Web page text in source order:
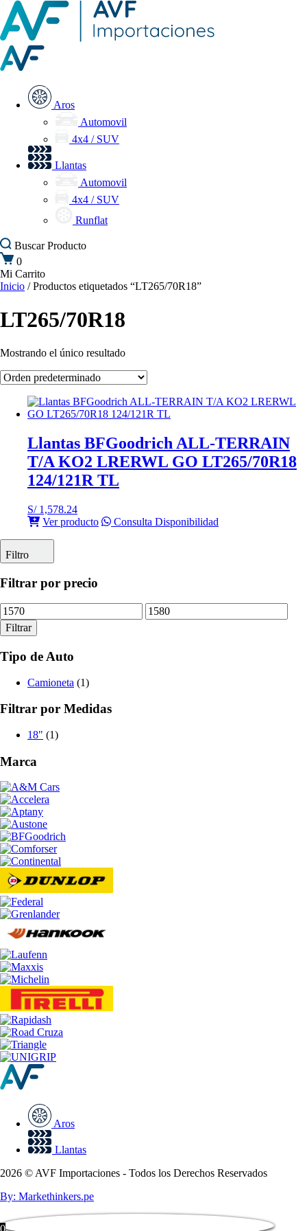
Aros
Automovil
4x4 / SUV
Llantas
Automovil
4x4 / SUV
Runflat
BuscarProducto
0
Mi Carrito
Inicio / Productos etiquetados “LT265/70R18”
LT265/70R18
Mostrando el único resultado
Llantas BFGoodrich ALL-TERRAIN
T/A KO2 LRERWL GO LT265/70R18
124/121R TL
S/1,578.24
Ver producto
Consulta Disponibilidad
Filtro
Filtrar por precio
Precio
mínimo
Precio
máximo
Filtrar
Tipo de Auto
Camioneta (1)
Filtrar por Medidas
18" (1)
Marca
Aros
Llantas
2026 © AVF Importaciones - Todos los Derechos Reservados
By: Markethinkers.pe